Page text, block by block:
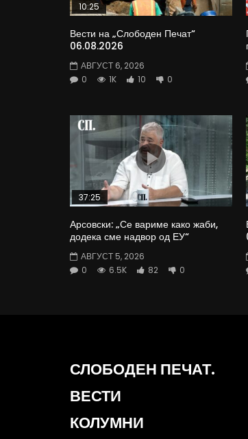
10:25
Вести на „Слободен Печат“
06.08.2026
АВГУСТ 6, 2026
0
1K 10 0
37:25
Арсовски: „Се вариме како жаби,
додека сме надвор од ЕУ“
АВГУСТ 5, 2026
0
6.5K 82 0
СЛОБОДЕН ПЕЧАТ.
ВЕСТИ
КОЛУМНИ